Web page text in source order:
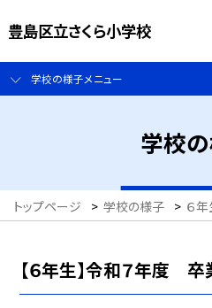
豊島区立さくら小学校
学校の様子メニュー
学校
トップページ > 学校の様子 > ６
【６年生】令和７年度